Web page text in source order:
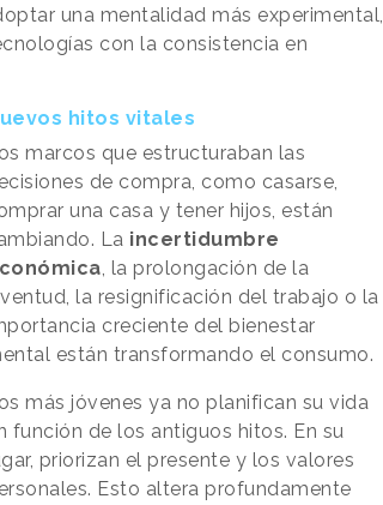
una mentalidad más experimental,
con la consistencia en
hitos vitales
marcos que estructuraban las
de compra, como casarse,
una casa y tener hijos, están
La incertidumbre
, la prolongación de la
la resignificación del trabajo o la
creciente del bienestar
están transformando el consumo.
más jóvenes ya no planifican su vida
función de los antiguos hitos. En su
priorizan el presente y los valores
Esto altera profundamente